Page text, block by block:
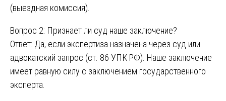
(выездная комиссия).
Вопрос 2: Признает ли суд наше заключение?
Ответ: Да, если экспертиза назначена через суд или
адвокатский запрос (ст. 86 УПК РФ). Наше заключение
имеет равную силу с заключением государственного
эксперта.